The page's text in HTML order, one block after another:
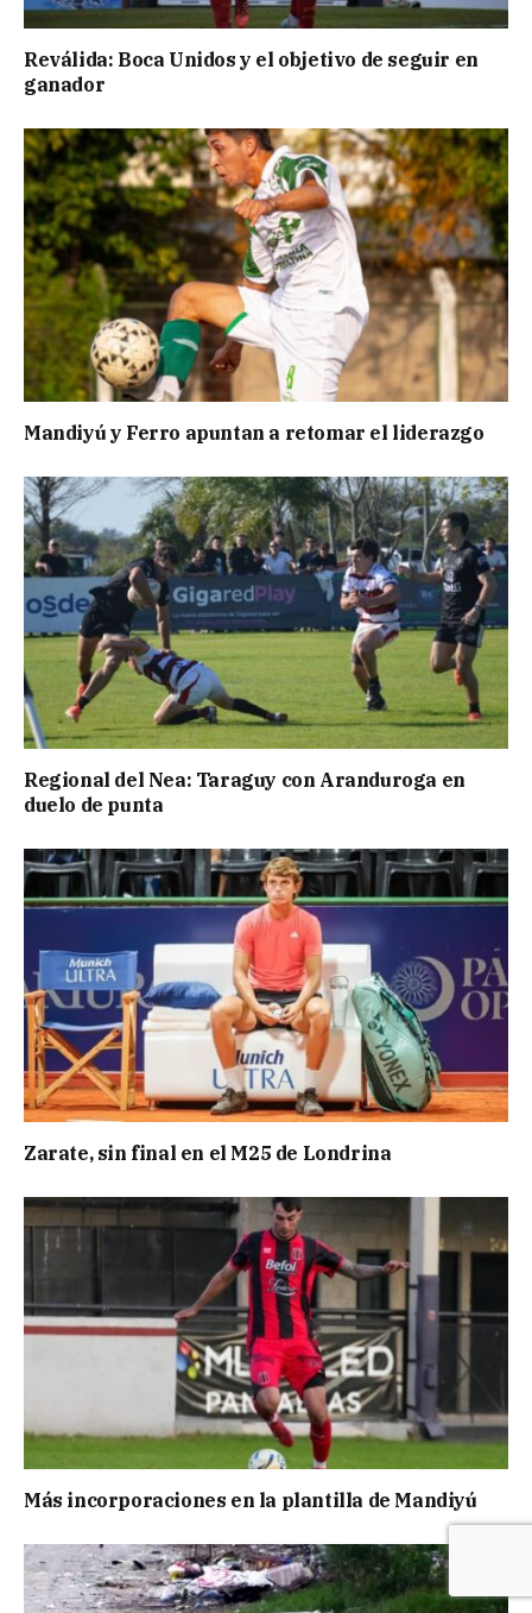
Reválida: Boca Unidos y el objetivo de seguir en
ganador
Mandiyú y Ferro apuntan a retomar el liderazgo
Regional del Nea: Taraguy con Aranduroga en
duelo de punta
Zarate, sin final en el M25 de Londrina
Más incorporaciones en la plantilla de Mandiyú